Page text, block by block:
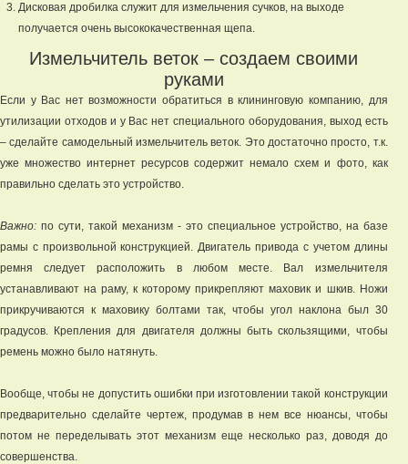
Дисковая дробилка служит для измельчения сучков, на выходе
получается очень высококачественная щепа.
Измельчитель веток – создаем своими
руками
Если у Вас нет возможности обратиться в клининговую компанию, для
утилизации отходов и у Вас нет специального оборудования, выход есть
– сделайте самодельный измельчитель веток. Это достаточно просто, т.к.
уже множество интернет ресурсов содержит немало схем и фото, как
правильно сделать это устройство.
Важно: по сути, такой механизм - это специальное устройство, на базе
рамы с произвольной конструкцией. Двигатель привода с учетом длины
ремня следует расположить в любом месте. Вал измельчителя
устанавливают на раму, к которому прикрепляют маховик и шкив. Ножи
прикручиваются к маховику болтами так, чтобы угол наклона был 30
градусов. Крепления для двигателя должны быть скользящими, чтобы
ремень можно было натянуть.
Вообще, чтобы не допустить ошибки при изготовлении такой конструкции
предварительно сделайте чертеж, продумав в нем все нюансы, чтобы
потом не переделывать этот механизм еще несколько раз, доводя до
совершенства.